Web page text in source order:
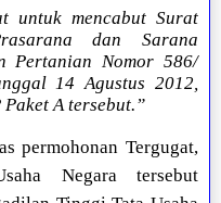
untuk mencabut Surat
dan Sarana
Pertanian Nomor 586/
14 Agustus 2012,
A tersebut.”
permohonan Tergugat,
Negara tersebut